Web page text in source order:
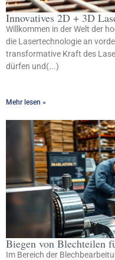
Innovatives 2D + 3D
Willkommen in der Welt der
die Lasertechnologie an
transformative Kraft des
dürfen und(...)
Mehr lesen »
Biegen von Blechteilen
Im Bereich der